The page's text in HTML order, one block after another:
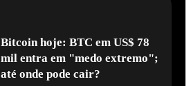
Bitcoin hoje: BTC em US$ 78
mil entra em "medo extremo";
até onde pode cair?